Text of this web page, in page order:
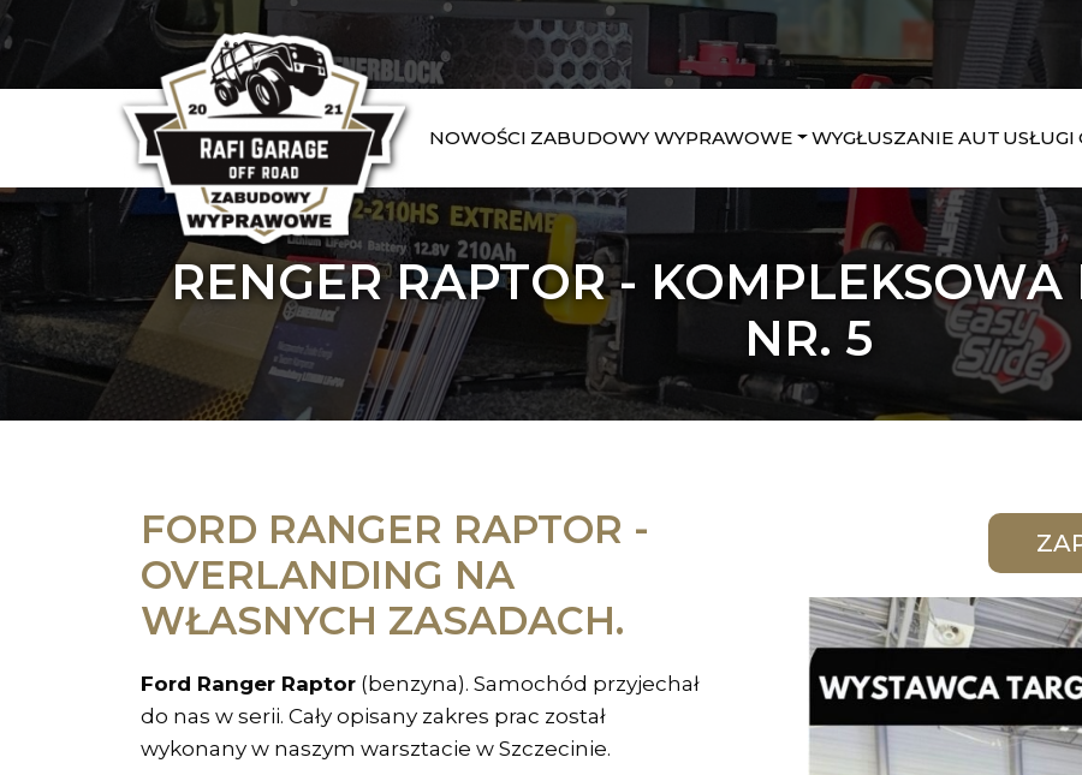
NOWOŚCI ZABUDOWY WYPRAWOWE WYGŁUSZANIE AUT USŁUGI
RENGER RAPTOR -
NR. 5
FORD RANGER RAPTOR -
OVERLANDING NA
WŁASNYCH ZASADACH.
Ford Ranger Raptor (benzyna). Samochód przyjechał
do nas w serii. Cały opisany zakres prac został
wykonany w naszym warsztacie w Szczecinie.